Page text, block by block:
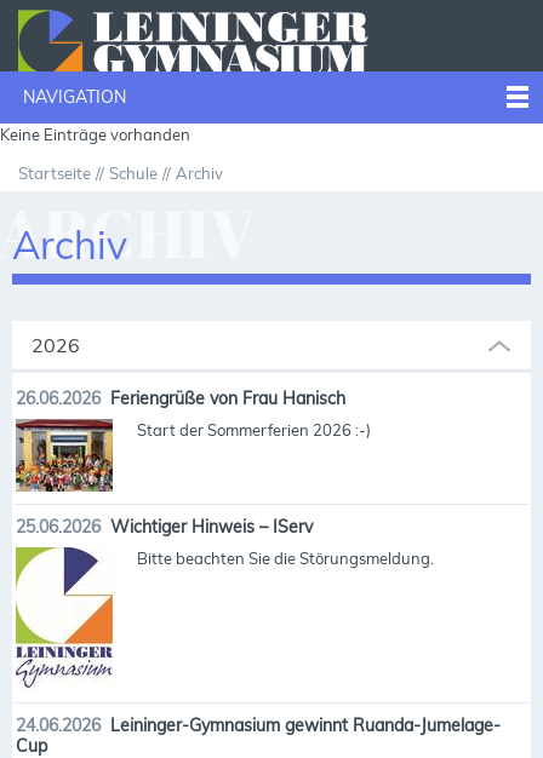
NAVIGATION
Keine Einträge vorhanden
Startseite Schule Archiv
Archiv
2026
26.06.2026 Feriengrüße von Frau Hanisch
Start der Sommerferien 2026 :-)
25.06.2026 Wichtiger Hinweis – IServ
Bitte beachten Sie die Störungsmeldung.
24.06.2026 Leininger-Gymnasium gewinnt Ruanda-Jumelage-
Cup